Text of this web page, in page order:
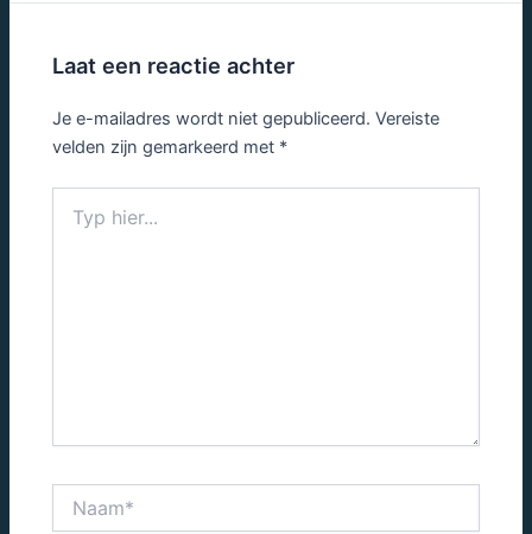
Laat een reactie achter
Je e-mailadres wordt niet gepubliceerd. Vereiste
velden zijn gemarkeerd met *
hier...